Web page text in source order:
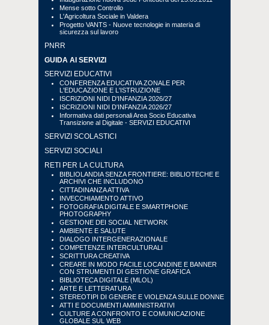
Mense sotto Controllo
L'Agricoltura Sociale in Valdera
Progetto VANTS - Nuove tecnologie in materia di
sicurezza sul lavoro
PNRR
GUIDA AI SERVIZI
SERVIZI EDUCATIVI
CONFERENZA EDUCATIVA ZONALE PER
L'EDUCAZIONE E L'ISTRUZIONE
ISCRIZIONI NIDI D'INFANZIA 2026/27
ISCRIZIONI NIDI D'INFANZIA 2026/27
Informativa dati personali Area Socio Educativa
Transizione al Digitale - SERVIZI EDUCATIVI
SERVIZI SCOLASTICI
SERVIZI SOCIALI
RETI PER LA CULTURA
BIBLIOLANDIA SENZA FRONTIERE: BIBLIOTECHE E
ARCHIVI CHE INCLUDONO
CITTADINANZA ATTIVA
INVECCHIAMENTO ATTIVO
FOTOGRAFIA DIGITALE E SMARTPHONE
PHOTOGRAPHY
GESTIONE DEI SOCIAL NETWORK
AMBIENTE E SALUTE
DIALOGO INTERGENERAZIONALE
COMPETENZE INTERCULTURALI
SCRITTURA CREATIVA
CREARE IN MODO FACILE LOCANDINE E BANNER
CON STRUMENTI DI GESTIONE GRAFICA
BIBLIOTECA DIGITALE (MLOL)
ARTE E LETTERATURA
STEREOTIPI DI GENERE E VIOLENZA SULLE DONNE
ATTI E DOCUMENTI AMMINISTRATIVI
CULTURE A CONFRONTO E COMUNICAZIONE
GLOBALE SUL WEB